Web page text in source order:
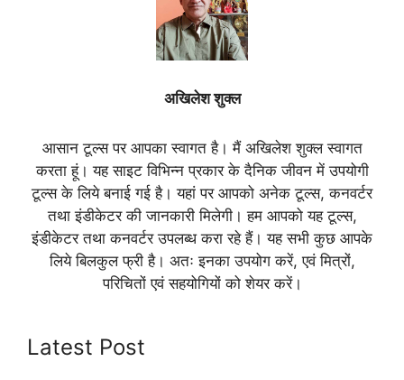
अखिलेश शुक्ल
आसान टूल्स पर आपका स्वागत है। मैं अखिलेश शुक्ल स्वागत
करता हूं। यह साइट विभिन्न प्रकार के दैनिक जीवन में उपयोगी
टूल्स के लिये बनाई गई है। यहां पर आपको अनेक टूल्स, कनवर्टर
तथा इंडीकेटर की जानकारी मिलेगी। हम आपको यह टूल्स,
इंडीकेटर तथा कनवर्टर उपलब्ध करा रहे हैं। यह सभी कुछ आपके
लिये बिलकुल फ्री है। अतः इनका उपयोग करें, एवं मित्रों,
परिचितों एवं सहयोगियों को शेयर करें।
Latest Post